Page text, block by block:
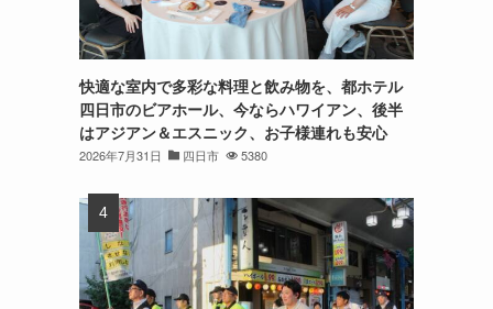
快適な室内で多彩な料理と飲み物を、都ホテル
四日市のビアホール、今ならハワイアン、後半
はアジアン＆エスニック、お子様連れも安心
2026年7月31日 四日市 5380